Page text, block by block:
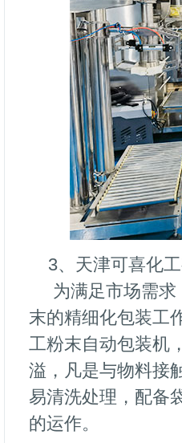
3、天津可喜化
为满足市场需求
末的精细化包装工
工粉末自动包装机
溢，凡是与物料接
易清洗处理，配备
的运作。